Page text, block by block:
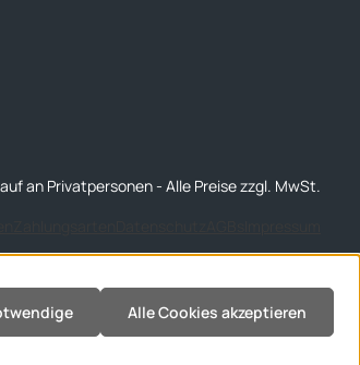
an Privatpersonen - Alle Preise zzgl. MwSt.
Alle Cookies akzeptieren